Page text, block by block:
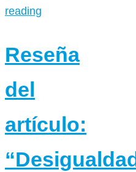
reading
Reseña
del
artículo:
“Desigualdad